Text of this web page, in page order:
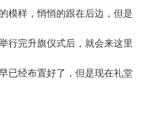
样，悄悄的跟在后边，但是
行完升旗仪式后，就会来这里
已经布置好了，但是现在礼堂